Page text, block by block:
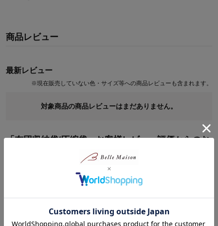
商品レビュー
最新レビュー
※現在販売していない色・サイズ等への商品レビューも含まれます。
対象商品の商品レビューはまだありません。
「布団収納袋/圧縮袋」お客様レビュー評価からのお